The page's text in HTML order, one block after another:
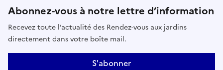
Abonnez-vous à notre lettre d’information
Recevez toute l’actualité des Rendez-vous aux jardins
directement dans votre boîte mail.
S'abonner